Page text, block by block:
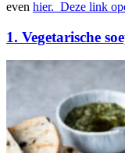
even hier. Deze link
1. Vegetarische